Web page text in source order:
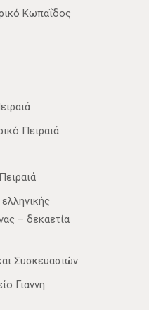
Κωπαΐδος
Πειραιά
– δεκαετία
Συσκευασιών
Γιάννη